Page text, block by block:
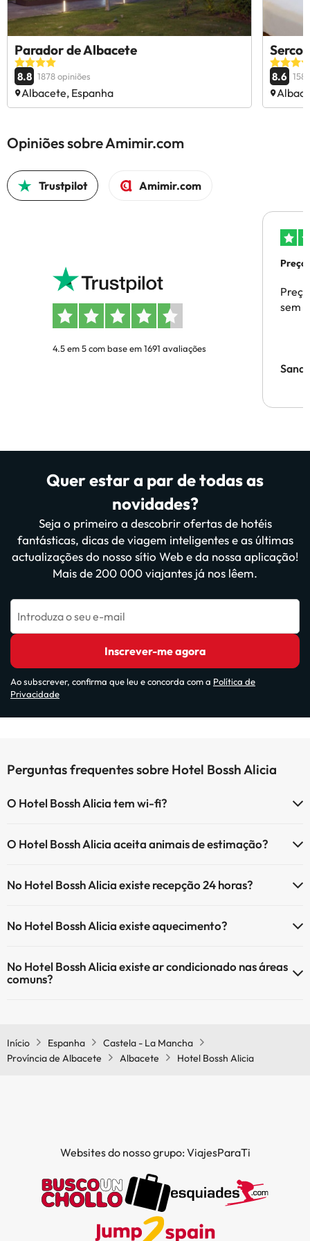
Parador de Albacete
8.8 1878 opiniões
Albacete, Espanha
8.6
Opiniões sobre Amimir.com
Trustpilot Amimir.com
4.5 em 5 com base em 1691 avaliações
sem
Quer estar a par de todas as
novidades?
Seja o primeiro a descobrir ofertas de hotéis
fantásticas, dicas de viagem inteligentes e as últimas
actualizações do nosso sítio Web e da nossa aplicação!
Mais de 200 000 viajantes já nos lêem.
Introduza o seu e-mail
Inscrever-me agora
Ao subscrever, confirma que leu e concorda com a Política de
Privacidade
Perguntas frequentes sobre Hotel Bossh Alicia
O Hotel Bossh Alicia tem wi-fi?
O Hotel Bossh Alicia aceita animais de estimação?
No Hotel Bossh Alicia existe recepção 24 horas?
No Hotel Bossh Alicia existe aquecimento?
No Hotel Bossh Alicia existe ar condicionado nas áreas
comuns?
Início Espanha
Castela - La Mancha
Província de Albacete
Albacete Hotel Bossh Alicia
Websites do nosso grupo: ViajesParaTi